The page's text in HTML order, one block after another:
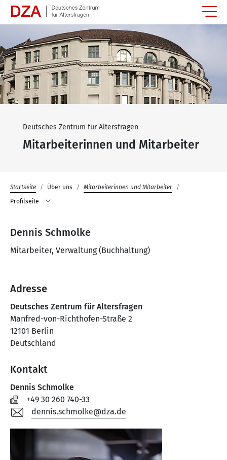
Springe zum Hauptinhalt
Deutsches Zentrum für Altersfragen
Mitarbeiterinnen und Mitarbeiter
Startseite Über uns
Mitarbeiterinnen und Mitarbeiter
Profilseite
Dennis Schmolke
Mitarbeiter, Verwaltung (Buchhaltung)
Adresse
Deutsches Zentrum für Altersfragen
Manfred-von-Richthofen-Straße 2
12101 Berlin
Deutschland
Kontakt
Dennis Schmolke
+49 30 260 740-33
dennis.schmolke@dza.de